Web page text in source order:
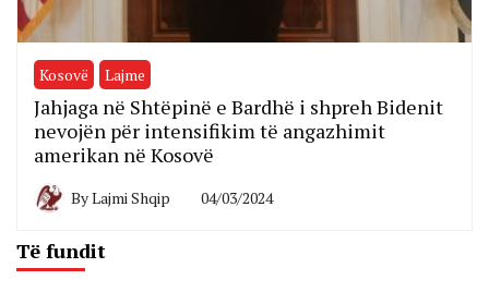
Kosovë Lajme
Jahjaga në Shtëpinë e Bardhë i shpreh Bidenit
nevojën për intensifikim të angazhimit
amerikan në Kosovë
ByLajmi Shqip 04/03/2024
Të fundit